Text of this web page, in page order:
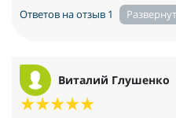
Ответов на отзыв 1
Виталий Глушенко